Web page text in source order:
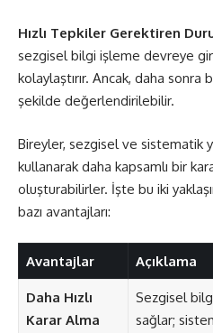
Hızlı Tepkiler Gerektiren
sezgisel bilgi işleme devreye
kolaylaştırır. Ancak, daha
şekilde değerlendirilebilir.
Bireyler, sezgisel ve sistematik
kullanarak daha kapsamlı bir
oluşturabilirler. İşte bu iki
bazı avantajları:
Avantajlar Açıklama
Daha Hızlı
Karar Alma
Sezgisel
sağlar;